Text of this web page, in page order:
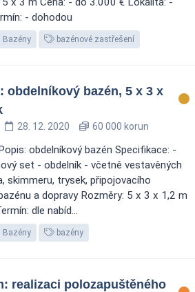
- dohodou
Bazény bazénové zastřešení
obdelníkový bazén, 5 x 3 x
28. 12. 2020 60 000 korun
obdelníkový bazén Specifikace: -
set - obdelník - včetně vestavěných
skimmeru, trysek, připojovacího
a dopravy Rozměry: 5 x 3 x 1,2 m
dle nabíd...
Bazény bazény
realizaci polozapuštěného